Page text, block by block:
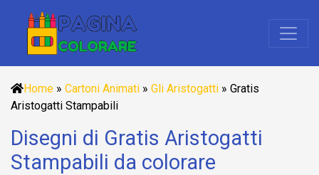
Home » Cartoni Animati » Gli Aristogatti » Gratis
Aristogatti Stampabili
Disegni di Gratis Aristogatti
Stampabili da colorare